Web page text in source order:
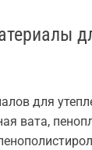
для
вата,